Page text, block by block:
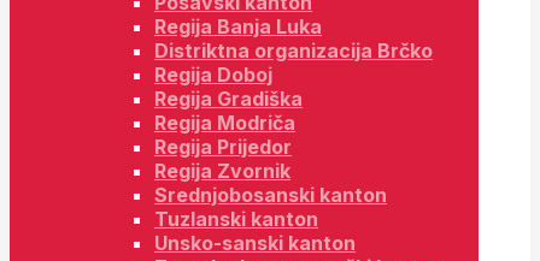
Regija Banja Luka
Distriktna organizacija Brčko
Regija Doboj
Regija Gradiška
Regija Modriča
Regija Prijedor
Regija Zvornik
Srednjobosanski kanton
Tuzlanski kanton
Unsko-sanski kanton